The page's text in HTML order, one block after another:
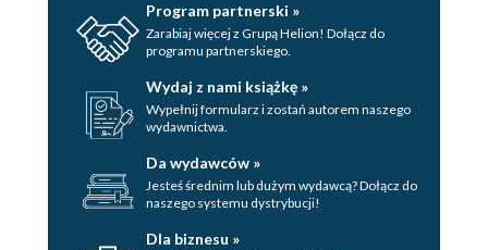
Program partnerski »
Zarabiaj więcej z Grupą Helion! Dołącz do
programu partnerskiego.
Wydaj z nami książkę »
Wypełnij formularz i zostań autorem naszego
wydawnictwa.
Da wydawców »
Jesteś średnim lub dużym wydawcą? Dołącz do
naszego systemu dystrybucji!
Dla biznesu »